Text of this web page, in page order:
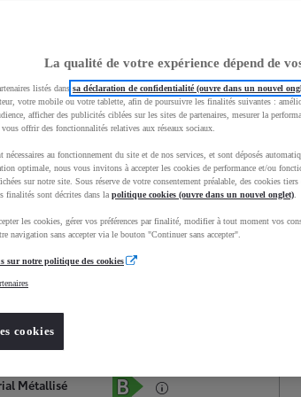
Services Concession
Occasions
Métallisé
La qualité de votre expérience dépend de
listés dans sa déclaration de confidentialité (ouvre dans un nouvel
votre mobile ou votre tablette, afin de poursuivre les finalités suivantes :
afficher des publicités ciblées sur les sites de partenaires, mesurer la
offrir des fonctionnalités relatives aux réseaux sociaux.
nécessaires au fonctionnement du site et de nos services, et sont déposés
optimale, nous vous invitons à accepter les cookies de performance et/ou
sur notre site. Sous réserve de votre consentement préalable, des cookies
finalités sont décrites dans la politique cookies (ouvre dans un nouvel onglet)
les cookies, gérer vos préférences par finalité, modifier à tout moment vos
navigation sans accepter via le bouton "Continuer sans accepter".
sur notre politique des cookies
cookies